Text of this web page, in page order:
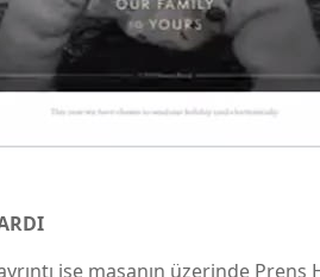
ise masanın üzerinde